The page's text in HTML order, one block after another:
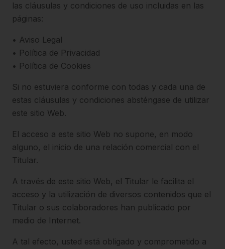
las cláusulas y condiciones de uso incluidas en las
páginas:
• Aviso Legal
• Política de Privacidad
• Política de Cookies
Si no estuviera conforme con todas y cada una de
estas cláusulas y condiciones absténgase de utilizar
este sitio Web.
El acceso a este sitio Web no supone, en modo
alguno, el inicio de una relación comercial con el
Titular.
A través de este sitio Web, el Titular le facilita el
acceso y la utilización de diversos contenidos que el
Titular o sus colaboradores han publicado por
medio de Internet.
A tal efecto, usted está obligado y comprometido a